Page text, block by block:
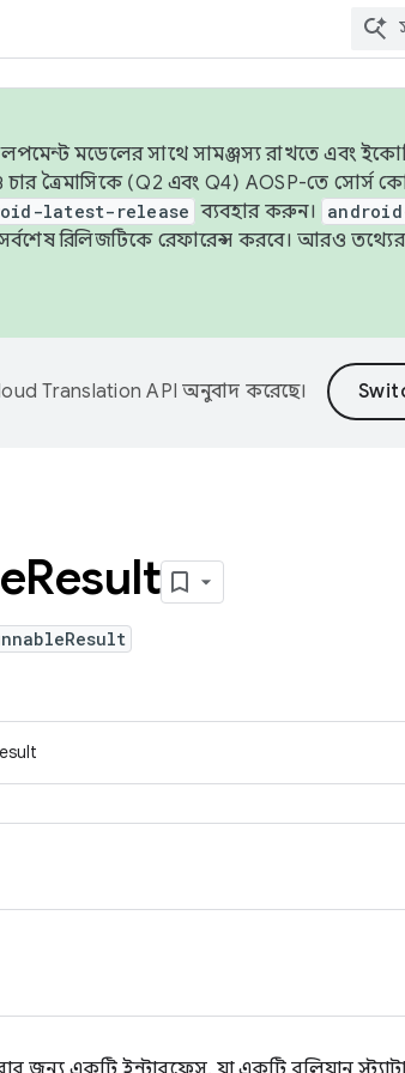
মডেলের সাথে সামঞ্জস্য রাখতে এবং
চার ত্রৈমাসিকে (Q2 এবং Q4) AOSP-তে সোর্স
latest-release ব্যবহার করুন।
সর্বশেষ রিলিজটিকে রেফারেন্স করবে। আরও
Translation API অনুবাদ করেছে।
Result